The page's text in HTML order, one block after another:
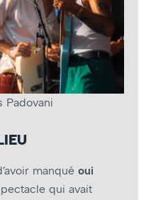
Padovani
manqué oui
qui avait